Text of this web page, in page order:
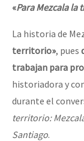
«Para Mezcala la
La historia de
territorio», pues
trabajan para
historiadora y
durante el
territorio:
Santiago.